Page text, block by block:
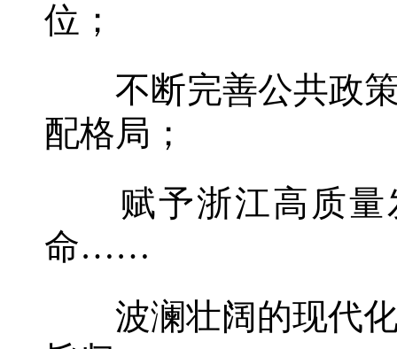
位；
不断完善公共政策
配格局；
赋予浙江高质量
命……
波澜壮阔的现代化